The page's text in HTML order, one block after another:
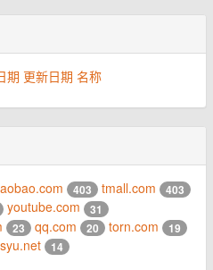
期 更新日期 名称
403 tmall.com 403
youtube.com 31
23 qq.com 20 torn.com 19
14